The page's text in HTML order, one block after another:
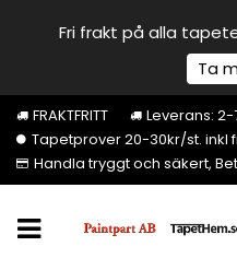
Fri frakt på alla
Ta
FRAKTFRITT
Leverans:
Tapetprover 20-30kr/st. inkl
Handla tryggt och säkert,